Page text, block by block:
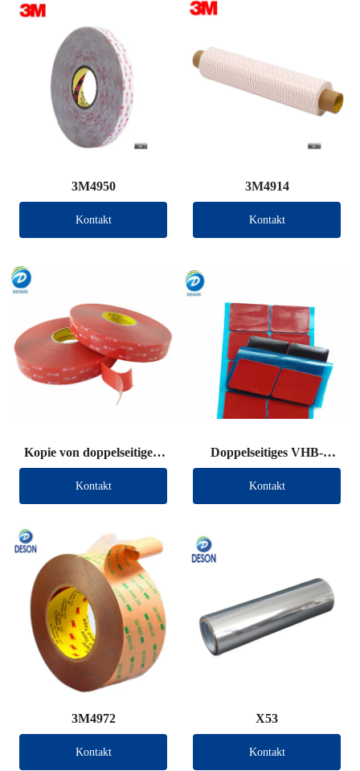
3M4950
Kontakt
3M4914
Kontakt
Kopie von doppelseitigem
VHB-Klebeband (andere
Marke)
Kontakt
Doppelseitiges VHB-
Klebeband (andere
Marke)
Kontakt
3M4972
Kontakt
X53
Kontakt